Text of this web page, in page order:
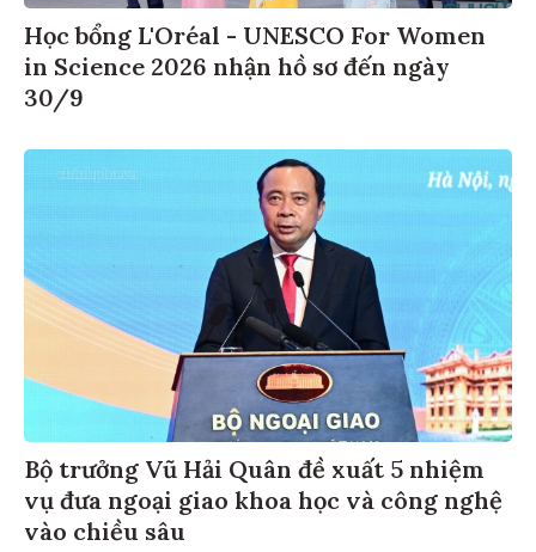
Học bổng L'Oréal - UNESCO For Women
in Science 2026 nhận hồ sơ đến ngày
30/9
Bộ trưởng Vũ Hải Quân đề xuất 5 nhiệm
vụ đưa ngoại giao khoa học và công nghệ
vào chiều sâu